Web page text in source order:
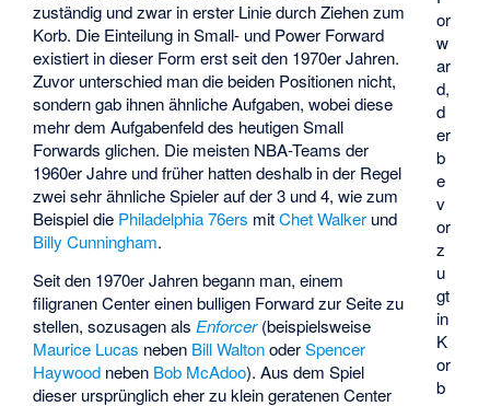
or
w
ar
d,
d
er
b
e
v
or
z
u
gt
in
K
or
b
zuständig und zwar in erster Linie durch Ziehen zum
Korb. Die Einteilung in Small- und Power Forward
existiert in dieser Form erst seit den 1970er Jahren.
Zuvor unterschied man die beiden Positionen nicht,
sondern gab ihnen ähnliche Aufgaben, wobei diese
mehr dem Aufgabenfeld des heutigen Small
Forwards glichen. Die meisten NBA-Teams der
1960er Jahre und früher hatten deshalb in der Regel
zwei sehr ähnliche Spieler auf der 3 und 4, wie zum
Beispiel die Philadelphia 76ers mitChet Walker und
Billy Cunningham.
Seit den 1970er Jahren begann man, einem
filigranen Center einen bulligen Forward zur Seite zu
stellen, sozusagen als Enforcer(beispielsweise
Maurice Lucas neben Bill WaltonoderSpencer
Haywood neben Bob McAdoo). Aus dem Spiel
dieser ursprünglich eher zu klein geratenen Center